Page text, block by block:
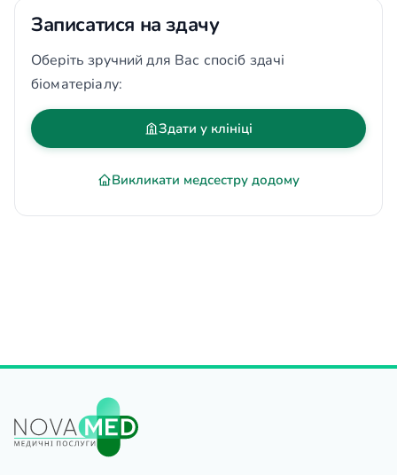
Записатися на здачу
Оберіть зручний для Вас спосіб здачі
біоматеріалу:
Здати у клініці
Викликати медсестру додому